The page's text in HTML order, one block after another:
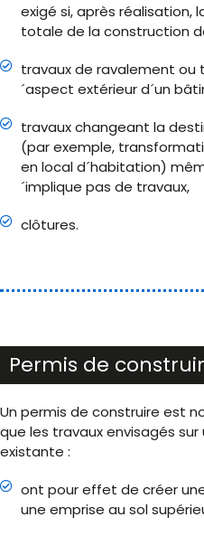
exigé si, après réalisation,
totale de la construction
travaux de ravalement ou
´aspect extérieur d´un
travaux changeant la
(par exemple,
en local d´habitation)
´implique pas de travaux,
clôtures.
Permis de
Un permis de construire est
que les travaux envisagés
existante :
ont pour effet de créer
une emprise au sol